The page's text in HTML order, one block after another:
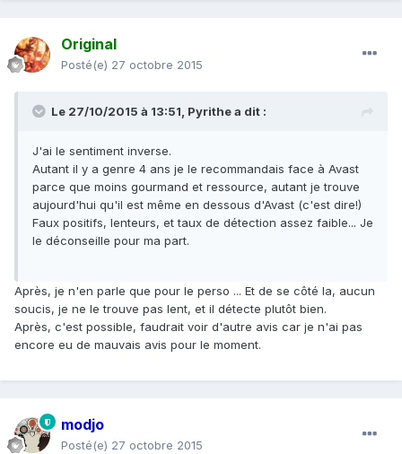
Original
Posté(e) 27 octobre 2015
Le 27/10/2015 à 13:51, Pyrithea dit :
J'ai le sentiment inverse.
Autant il y a genre 4 ans je le recommandais face à Avast
parce que moins gourmand et ressource, autant je trouve
aujourd'hui qu'il est même en dessous d'Avast (c'est dire!)
Faux positifs, lenteurs, et taux de détection assez faible... Je
le déconseille pour ma part.
Après, je n'en parle que pour le perso ... Et de se côté la, aucun
soucis, je ne le trouve pas lent, et il détecte plutôt bien.
Après, c'est possible, faudrait voir d'autre avis car je n'ai pas
encore eu de mauvais avis pour le moment.
modjo
Posté(e) 27 octobre 2015